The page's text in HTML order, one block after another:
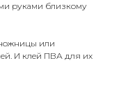
руками близкому
или
И клей ПВА для их